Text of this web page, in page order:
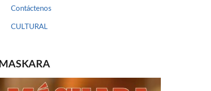
Contáctenos
CULTURAL
MASKARA